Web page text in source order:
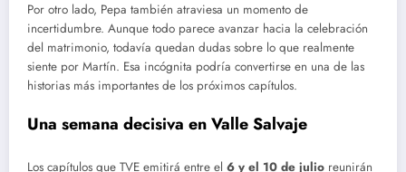
Por otro lado, Pepa también atraviesa un momento de
incertidumbre. Aunque todo parece avanzar hacia la celebración
del matrimonio, todavía quedan dudas sobre lo que realmente
siente por Martín. Esa incógnita podría convertirse en una de las
historias más importantes de los próximos capítulos.
Una semana decisiva enValle Salvaje
Los capítulos que TVE emitirá entre el 6 y el 10 de julio reunirán